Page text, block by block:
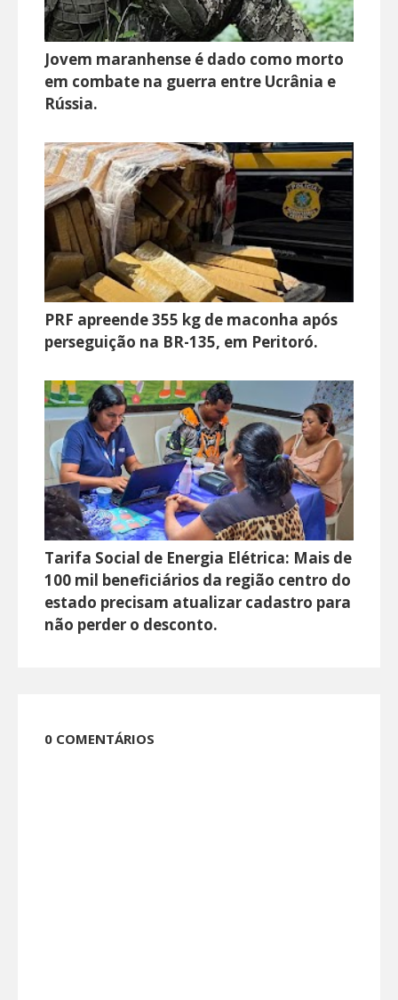
Jovem maranhense é dado como morto
em combate na guerra entre Ucrânia e
Rússia.
PRF apreende 355 kg de maconha após
perseguição na BR-135, em Peritoró.
Tarifa Social de Energia Elétrica: Mais de
100 mil beneficiários da região centro do
estado precisam atualizar cadastro para
não perder o desconto.
0 COMENTÁRIOS